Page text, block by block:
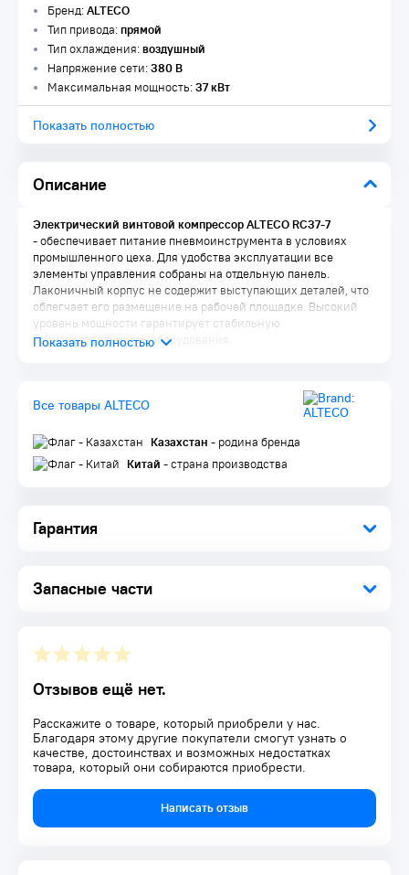
Описание
Гарантия
Запасные части
Бренд:ALTECO
Тип привода:прямой
Тип охлаждения:воздушный
Напряжение сети:380 В
Максимальная мощность:37 кВт
Показать полностью
Электрический винтовой компрессор ALTECO RC37-7
- обеспечивает питание пневмоинструмента в условиях
промышленного цеха. Для удобства эксплуатации все
элементы управления собраны на отдельную панель.
Лаконичный корпус не содержит выступающих деталей, что
облегчает его размещение на рабочей площадке. Высокий
уровень мощности гарантирует стабильную
производительность оборудования.
Современная, энергосберегающая конструкция винтового
Оптимально экономичный режим работы компрессора
благодаря микроконтроллерному управлению
Минимальные потери давления на всех ключевых
Удобный доступ ко всем основным узлам компрессора
Все товары ALTECO
Казахстан - родина бренда
Китай - страна производства
Отзывов ещё нет.
Расскажите о товаре, который приобрели у нас.
Благодаря этому другие покупатели смогут узнать о
качестве, достоинствах и возможных недостатках
товара, который они собираются приобрести.
Написать отзыв